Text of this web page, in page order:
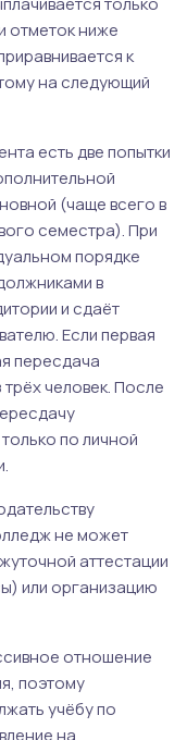
отметок ниже
к
на следующий
есть две попытки
(чаще всего в
семестра). При
порядке
в
и сдаёт
Если первая
пересдача
человек. После
по личной
не может
аттестации
или организацию
отношение
поэтому
учёбу по
на